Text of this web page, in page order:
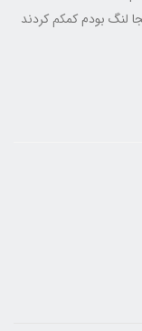
لنگ بودم کمکم کردند